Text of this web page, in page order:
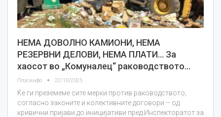
НЕМА ДОВОЛНО КАМИОНИ, НЕМА
РЕЗЕРВНИ ДЕЛОВИ, НЕМА ПЛАТИ… За
хаосот во „Комуналец“ раководството…
Плусинфо 22/10/2025
Ќе ги преземеме сите мерки против раководството,
согласно законите и колективните договори – од
кривични пријави до иницијативи пред Инспекторатот за